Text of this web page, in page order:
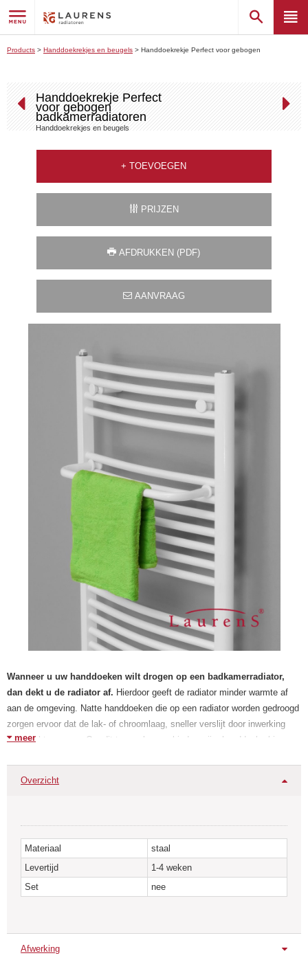
Products > Handdoekrekjes en beugels > Handdoekrekje Perfect voor gebogen
Handdoekrekje Perfect
voor gebogen
badkamerradiatoren
Handdoekrekjes en beugels
+ TOEVOEGEN
PRIJZEN
AFDRUKKEN (PDF)
AANVRAAG
Wanneer u uw handdoeken wilt drogen op een badkamerradiator,
dan dekt u de radiator af. Hierdoor geeft de radiator minder warmte af
aan de omgeving. Natte handdoeken die op een radiator worden gedroogd
zorgen ervoor dat de lak- of chroomlaag, sneller verslijt door inwerking
van vocht en zeep. Om dit te voorkomen bieden wij u handdoekrekjes
meer
Overzicht
Materiaal
staal
Levertijd
1-4 weken
Set
nee
Afwerking